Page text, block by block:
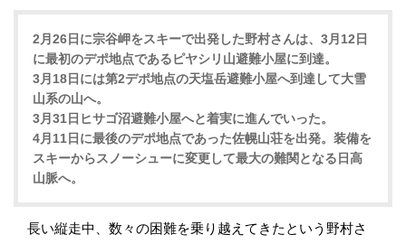
2月26日に宗谷岬をスキーで出発した野村さんは、3月12日
に最初のデポ地点であるピヤシリ山避難小屋に到達。
3月18日には第2デポ地点の天塩岳避難小屋へ到達して大雪
山系の山へ。
3月31日ヒサゴ沼避難小屋へと着実に進んでいった。
4月11日に最後のデポ地点であった佐幌山荘を出発。装備を
スキーからスノーシューに変更して最大の難関となる日高
山脈へ。
長い縦走中、数々の困難を乗り越えてきたという野村さ